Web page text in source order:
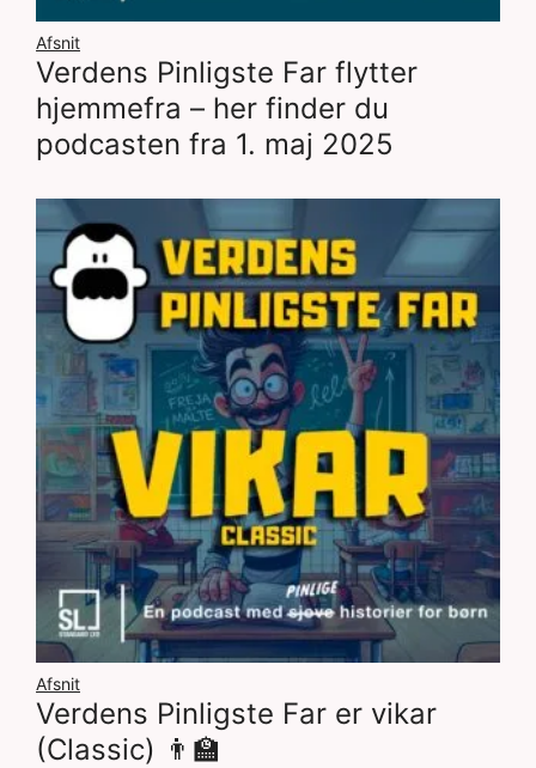
Afsnit
Verdens Pinligste Far flytter
hjemmefra – her finder du
podcasten fra 1. maj 2025
Afsnit
Verdens Pinligste Far er vikar
(Classic) 👨‍🏫